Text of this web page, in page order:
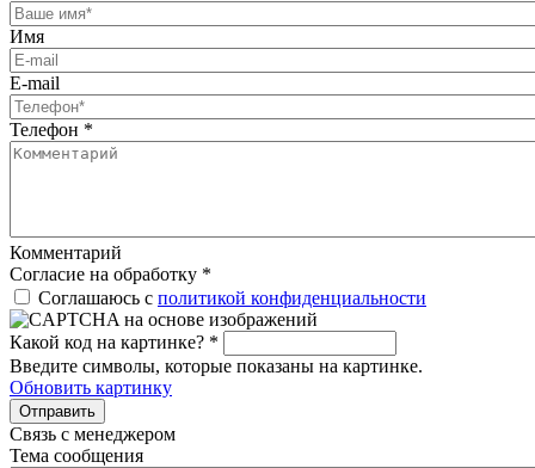
Имя
E-mail
Телефон *
Комментарий
Согласие на обработку *
Соглашаюсь с политикой конфиденциальности
Какой код на картинке? *
Введите символы, которые показаны на картинке.
Обновить картинку
Отправить
Связь с менеджером
Тема сообщения